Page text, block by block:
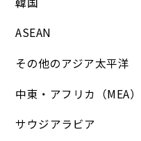
ASEAN
その他のアジア太平洋
中東・アフリカ（MEA）
サウジアラビア